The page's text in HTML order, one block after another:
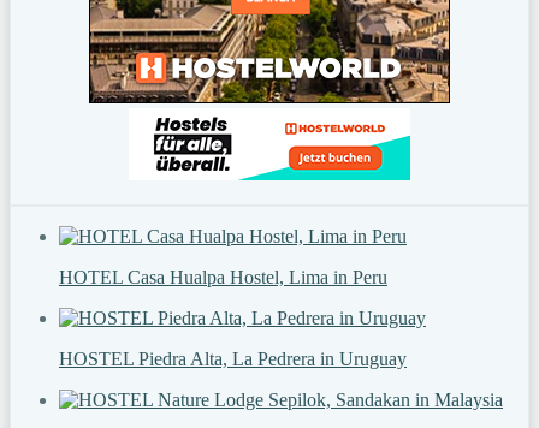
HOTEL Casa Hualpa Hostel, Lima in Peru
HOSTEL Piedra Alta, La Pedrera in Uruguay